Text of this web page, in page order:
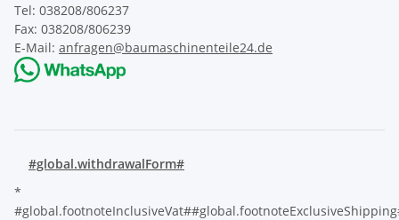
Tel: 038208/806237
Fax: 038208/806239
E-Mail: anfragen@baumaschinenteile24.de
#global.withdrawalForm#
*